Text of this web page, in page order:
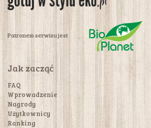
Patronem serwisu jest
Jak zacząć
FAQ
Wprowadzenie
Nagrody
Użytkownicy
Ranking